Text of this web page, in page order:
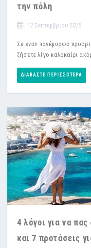
την πόλη
17 Σεπτεμβρίου 2025
Σε έναν πανέμορφο
ζήσετε λίγο καλοκαίρι
ΔΙΑΒΆΣΤΕ ΠΕΡΙΣΣΌΤΕΡΑ
4 λόγοι για να
και 7 προτάσεις